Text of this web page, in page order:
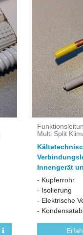
Multi Split
Innengerät
- Kupferrohr
- Isolierung
- Elektrische
-